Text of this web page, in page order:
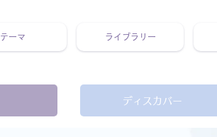
テーマ ライブラリー
ディスカバー